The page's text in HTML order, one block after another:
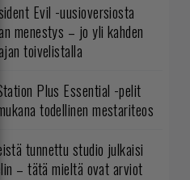
Evil -uusioversiosta
menestys – jo yli kahden
toivelistalla
Plus Essential -pelit
todellinen mestariteos
tunnettu studio julkaisi
– tätä mieltä ovat arviot